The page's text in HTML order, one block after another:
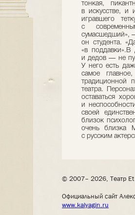
тонкая,
в искусстве, и
игравшего
с
сумасшедший»,
он студента.
«в поддавки».В
и дедов — не
У него есть
самое
традиционной
театра.
оставаться
и
своей
близок
очень близка
с русским
© 2007– 2026, Театр Et
Официальный сайт
www.kalyagin.ru